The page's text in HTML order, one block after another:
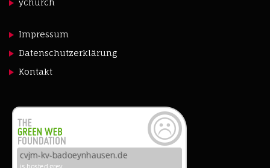
ychurch
Impressum
Datenschutzerklärung
Kontakt